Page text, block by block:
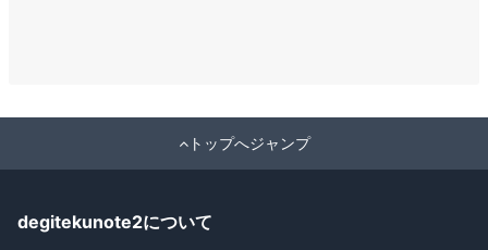
トップへジャンプ
degitekunote2について